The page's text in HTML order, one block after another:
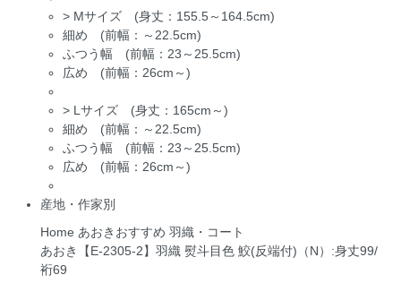
> Mサイズ (身丈：155.5～164.5cm)
細め (前幅：～22.5cm)
ふつう幅 (前幅：23～25.5cm)
広め (前幅：26cm～)
> Lサイズ (身丈：165cm～)
細め (前幅：～22.5cm)
ふつう幅 (前幅：23～25.5cm)
広め (前幅：26cm～)
産地・作家別
Home あおきおすすめ 羽織・コート
あおき【E-2305-2】羽織 熨斗目色 鮫(反端付)（N）:身丈99/
裄69